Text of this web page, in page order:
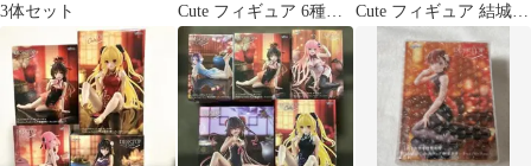
3体セット
Cute フィギュア 6種セ
ット
Cute フィギュア 結城美
柑 チャイナドレス